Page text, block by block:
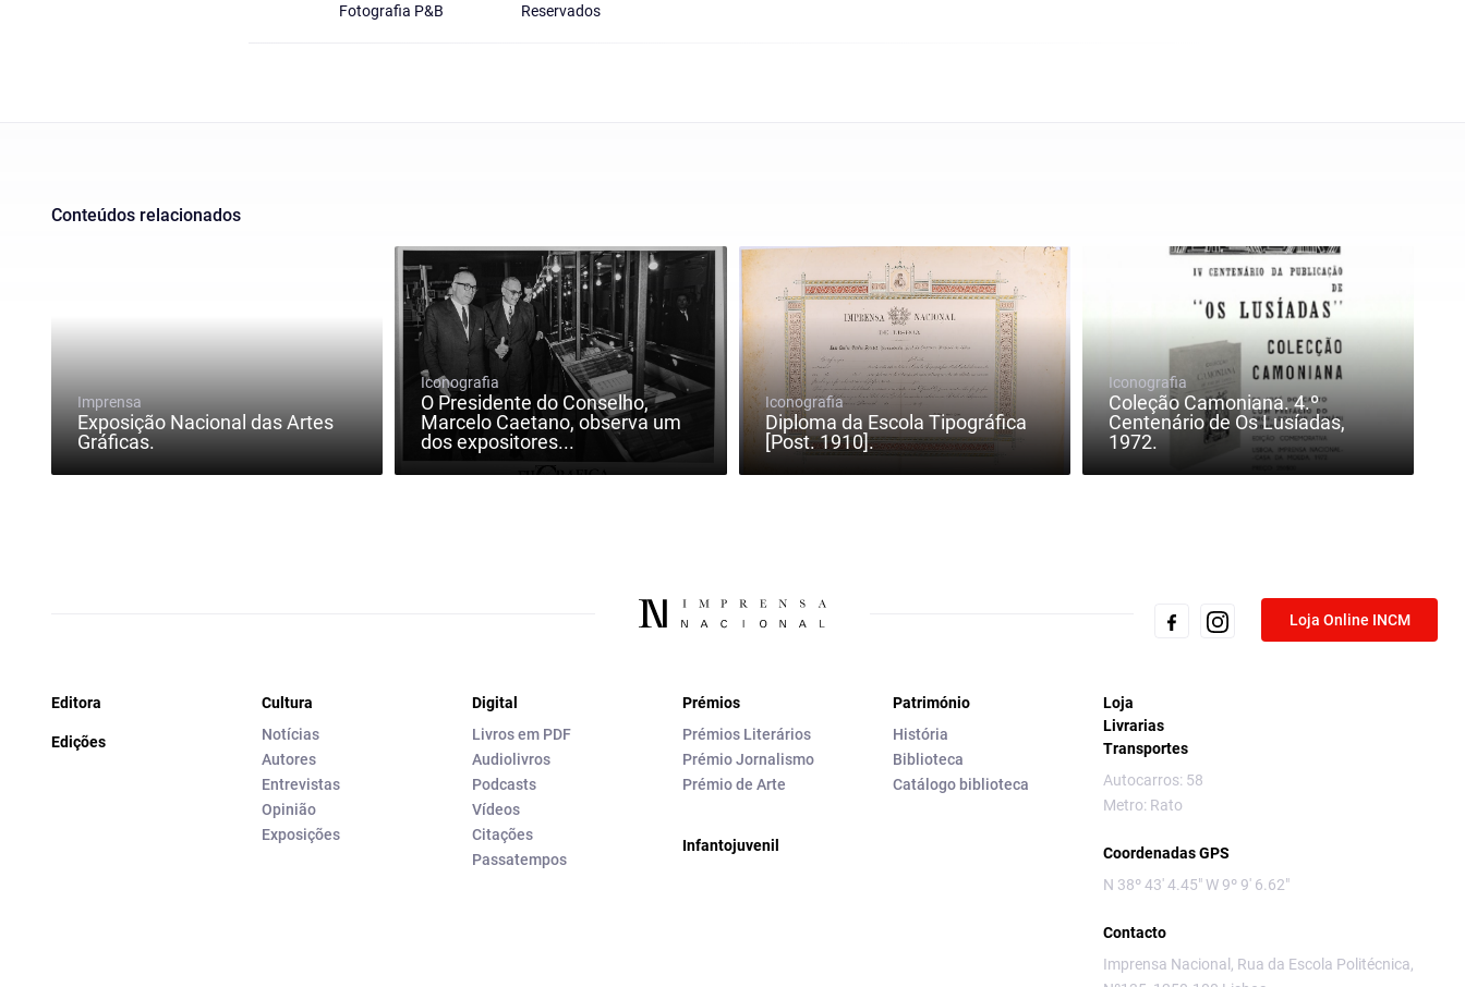
Fotografia P&B
Reservados
Conteúdos relacionados
Imprensa
Exposição Nacional das Artes
Gráficas.
Iconografia
O Presidente do Conselho,
Marcelo Caetano, observa um
dos expositores...
Iconografia
Diploma da Escola Tipográfica
[Post. 1910].
Iconografia
Coleção Camoniana. 4.º
Centenário de Os Lusíadas,
1972.
Loja Online INCM
Editora
Edições
Cultura
Notícias
Autores
Entrevistas
Opinião
Exposições
Digital
Livros em PDF
Audiolivros
Podcasts
Vídeos
Citações
Passatempos
Prémios
Prémios Literários
Prémio Jornalismo
Prémio de Arte
Infantojuvenil
Património
História
Biblioteca
Catálogo biblioteca
Loja
Livrarias
Transportes
Autocarros: 58
Metro: Rato
Coordenadas GPS
N 38º 43' 4.45" W 9º 9' 6.62"
Contacto
Imprensa Nacional, Rua da Escola Politécnica,